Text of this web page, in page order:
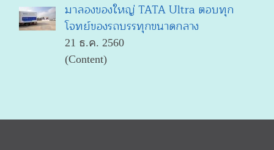
มาลองของใหญ่ TATA Ultra ตอบทุก
โจทย์ของรถบรรทุกขนาดกลาง
21 ธ.ค. 2560
(Content)